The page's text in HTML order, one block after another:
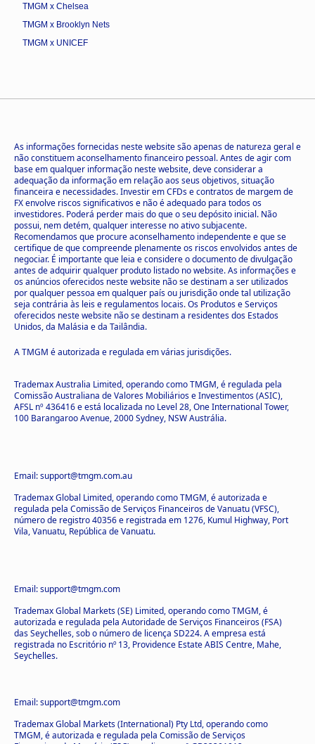
TMGM x Chelsea
TMGM x Brooklyn Nets
TMGM x UNICEF
As informações fornecidas neste website são apenas de natureza geral e
não constituem aconselhamento financeiro pessoal. Antes de agir com
base em qualquer informação neste website, deve considerar a
adequação da informação em relação aos seus objetivos, situação
financeira e necessidades. Investir em CFDs e contratos de margem de
FX envolve riscos significativos e não é adequado para todos os
investidores. Poderá perder mais do que o seu depósito inicial. Não
possui, nem detém, qualquer interesse no ativo subjacente.
Recomendamos que procure aconselhamento independente e que se
certifique de que compreende plenamente os riscos envolvidos antes de
negociar. É importante que leia e considere o documento de divulgação
antes de adquirir qualquer produto listado no website. As informações e
os anúncios oferecidos neste website não se destinam a ser utilizados
por qualquer pessoa em qualquer país ou jurisdição onde tal utilização
seja contrária às leis e regulamentos locais. Os Produtos e Serviços
oferecidos neste website não se destinam a residentes dos Estados
Unidos, da Malásia e da Tailândia.
A TMGM é autorizada e regulada em várias jurisdições.
Trademax Australia Limited, operando como TMGM, é regulada pela
Comissão Australiana de Valores Mobiliários e Investimentos (ASIC),
AFSL nº 436416 e está localizada no Level 28, One International Tower,
100 Barangaroo Avenue, 2000 Sydney, NSW Austrália.
Email: support@tmgm.com.au
Trademax Global Limited, operando como TMGM, é autorizada e
regulada pela Comissão de Serviços Financeiros de Vanuatu (VFSC),
número de registro 40356 e registrada em 1276, Kumul Highway, Port
Vila, Vanuatu, República de Vanuatu.
Email: support@tmgm.com
Trademax Global Markets (SE) Limited, operando como TMGM, é
autorizada e regulada pela Autoridade de Serviços Financeiros (FSA)
das Seychelles, sob o número de licença SD224. A empresa está
registrada no Escritório nº 13, Providence Estate ABIS Centre, Mahe,
Seychelles.
Email: support@tmgm.com
Trademax Global Markets (International) Pty Ltd, operando como
TMGM, é autorizada e regulada pela Comissão de Serviços